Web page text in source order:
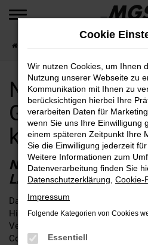
Zum
springen
Nissan
Nissan für
kaufen
NISSAN
LANGLEBIGKEIT FÜR
Dass Nissan Gebrauchtwagen
Hierfür reicht sowohl ein Blick auf
Vergleich in der Fachpresse als
Coburg, wo die Modelle auch
Cookie
Wir nutzen Cookies, um Ihnen
Nutzung unserer Webseite zu
Kommunikation mit Ihnen zu
berücksichtigen hierbei Ihre
verarbeiten Daten für
wenn Sie uns Ihre Einwilligung
einem späteren Zeitpunkt Ihre
Sie die Einwilligung jederzeit
Weitere Informationen zum
Datenverarbeitung finden Sie
Datenschutzerklärung Cookie-
Impressum
Folgende Kategorien von Cookies
Essentiell